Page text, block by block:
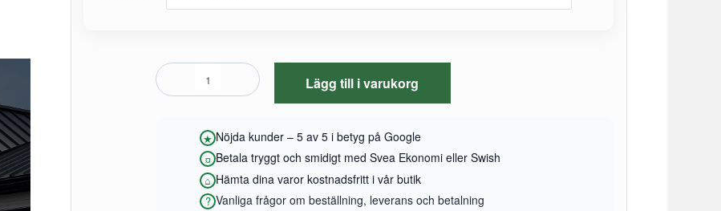
Lägg till i varukorg
Nöjda kunder – 5 av 5 i betyg på Google
Betala tryggt och smidigt med Svea Ekonomi eller Swish
Hämta dina varor kostnadsfritt i vår butik
Vanliga frågor om beställning, leverans och betalning